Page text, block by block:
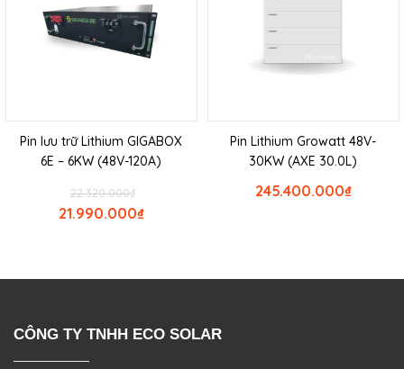
Pin lưu trữ Lithium GIGABOX
6E – 6KW (48V-120A)
₫
22.320.000
₫
21.990.000
Pin Lithium Growatt 48V-
30KW (AXE 30.0L)
₫
245.400.000
CÔNG TY TNHH ECO SOLAR